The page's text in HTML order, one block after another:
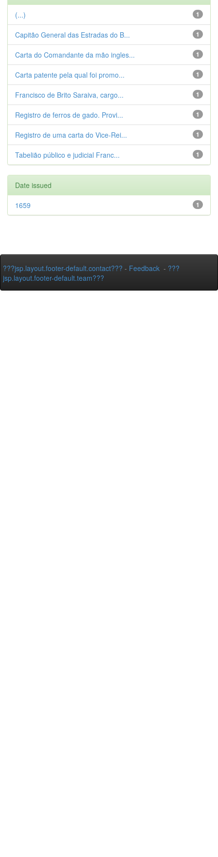
1
(...)
1
Capitão General das Estradas do B...
1
Carta do Comandante da mão ingles...
1
Carta patente pela qual foi promo...
1
Francisco de Brito Saraiva, cargo...
1
Registro de ferros de gado. Provi...
1
Registro de uma carta do Vice-Rei...
1
Tabelião público e judicial Franc...
Date issued
1
1659
???jsp.layout.footer-default.contact??? - Feedback - ???
jsp.layout.footer-default.team???